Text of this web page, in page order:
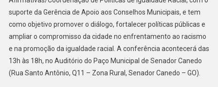
suporte da Gerência de Apoio aos Conselhos Municipais, e tem
como objetivo promover o diálogo, fortalecer políticas públicas e
ampliar o compromisso da cidade no enfrentamento ao racismo
e na promoção da igualdade racial. A conferência acontecerá das
13h às 18h, no Auditório do Paço Municipal de Senador Canedo
(Rua Santo Antônio, Q11 – Zona Rural, Senador Canedo – GO).